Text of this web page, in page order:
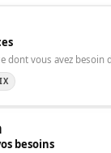
dont vous avez besoin
besoins